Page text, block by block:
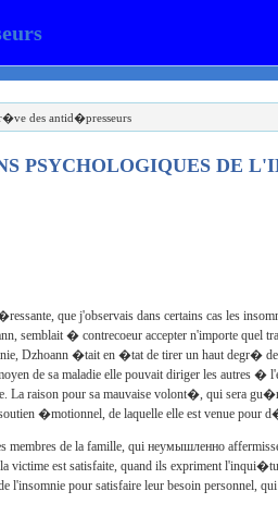
des antid�presseurs
PSYCHOLOGIQUES DE
que j'observais dans certains cas les
, semblait � contrecoeur accepter n'importe quel
Dzhoann �tait en �tat de tirer un haut degr� de
de sa maladie elle pouvait diriger les autres �
raison pour sa mauvaise volont�, qui sera
�motionnel, de laquelle elle est venue pour
membres de la famille, qui неумышленно
victime est satisfaite, quand ils expriment
l'insomnie pour satisfaire leur besoin personnel,